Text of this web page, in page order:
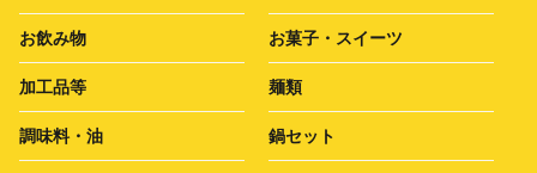
お飲み物 お菓子・スイーツ
加工品等 麺類
調味料・油 鍋セット